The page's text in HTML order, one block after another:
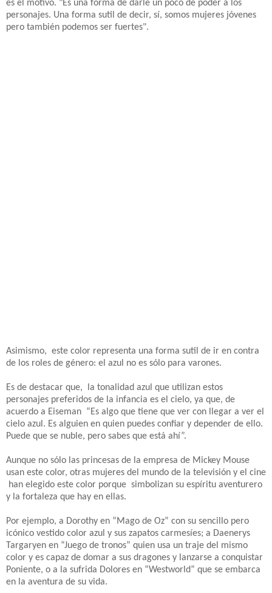
es el motivo. "Es una forma de darle un poco de poder a los
personajes. Una forma sutil de decir, sí, somos mujeres jóvenes
pero también podemos ser fuertes".
Asimismo, este color representa una forma sutil de ir en contra
de los roles de género: el azul no es sólo para varones.
Es de destacar que, la tonalidad azul que utilizan estos
personajes preferidos de la infancia es el cielo, ya que, de
acuerdo a Eiseman “Es algo que tiene que ver con llegar a ver el
cielo azul. Es alguien en quien puedes confiar y depender de ello.
Puede que se nuble, pero sabes que está ahí”.
Aunque no sólo las princesas de la empresa de Mickey Mouse
usan este color, otras mujeres del mundo de la televisión y el cine
han elegido este color porque simbolizan su espíritu aventurero
y la fortaleza que hay en ellas.
Por ejemplo, a Dorothy en “Mago de Oz” con su sencillo pero
icónico vestido color azul y sus zapatos carmesíes; a Daenerys
Targaryen en “Juego de tronos” quien usa un traje del mismo
color y es capaz de domar a sus dragones y lanzarse a conquistar
Poniente, o a la sufrida Dolores en “Westworld” que se embarca
en la aventura de su vida.